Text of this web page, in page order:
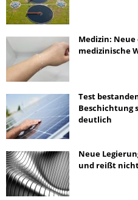
Medizin:
medizinische
Test
Beschichtung
deutlich
Neue
und reißt